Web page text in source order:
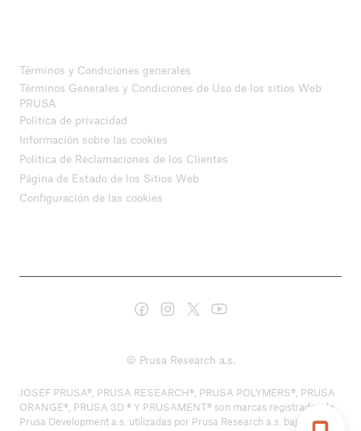
Términos y Condiciones generales
Términos Generales y Condiciones de Uso de los sitios Web
PRUSA
Política de privacidad
Información sobre las cookies
Política de Reclamaciones de los Clientes
Página de Estado de los Sitios Web
Configuración de las cookies
© Prusa Research a.s.
JOSEF PRUSA®, PRUSA RESEARCH®, PRUSA POLYMERS®, PRUSA
ORANGE®, PRUSA 3D ® Y PRUSAMENT® son marcas registradas de
Prusa Development a.s. utilizadas por Prusa Research a.s. bajo licencia